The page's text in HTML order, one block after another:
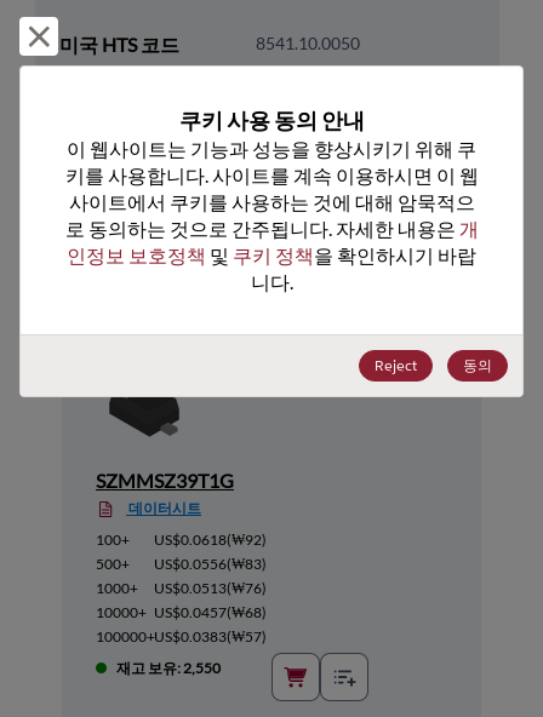
미국 HTS 코드 8541.10.0050
추천 대체 제품
SZMMSZ39T1G
데이터시트
100+
US$0.0618(₩92)
500+
US$0.0556(₩83)
1000+
US$0.0513(₩76)
10000+ US$0.0457(₩68)
100000+US$0.0383(₩57)
재고 보유: 2,550
거부 및 닫기
쿠키 사용 동의 안내
이 웹사이트는 기능과 성능을 향상시키기 위해 쿠
키를 사용합니다. 사이트를 계속 이용하시면 이 웹
사이트에서 쿠키를 사용하는 것에 대해 암묵적으
로 동의하는 것으로 간주됩니다. 자세한 내용은 개
인정보 보호정책 및 쿠키 정책을 확인하시기 바랍
니다.
Reject 동의